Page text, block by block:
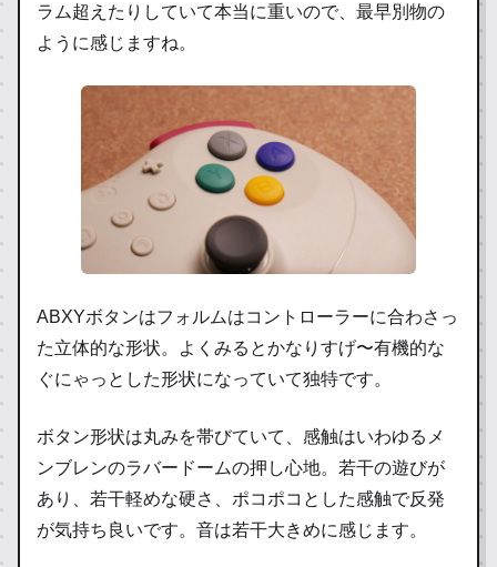
ラム超えたりしていて本当に重いので、最早別物の
ように感じますね。
ABXYボタンはフォルムはコントローラーに合わさっ
た立体的な形状。よくみるとかなりすげ〜有機的な
ぐにゃっとした形状になっていて独特です。
ボタン形状は丸みを帯びていて、感触はいわゆるメ
ンブレンのラバードームの押し心地。若干の遊びが
あり、若干軽めな硬さ、ポコポコとした感触で反発
が気持ち良いです。音は若干大きめに感じます。